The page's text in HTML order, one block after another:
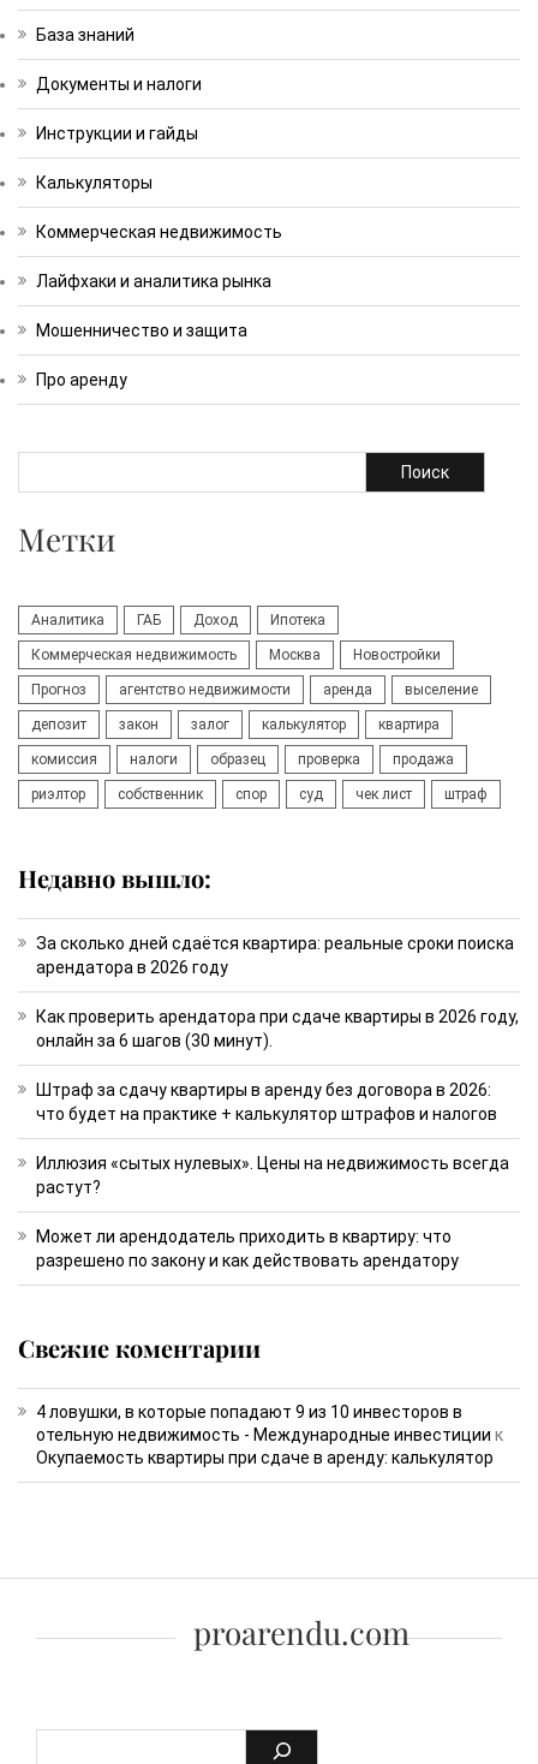
База знаний
Документы и налоги
Инструкции и гайды
Калькуляторы
Коммерческая недвижимость
Лайфхаки и аналитика рынка
Мошенничество и защита
Про аренду
Поиск
Метки
Аналитика ГАБ Доход Ипотека
Коммерческая недвижимость Москва Новостройки
Прогноз агентство недвижимости аренда выселение
депозит закон залог калькулятор квартира
комиссия налоги образец проверка продажа
риэлтор собственник спор суд чек лист штраф
Недавно вышло:
За сколько дней сдаётся квартира: реальные сроки поиска
арендатора в 2026 году
Как проверить арендатора при сдаче квартиры в 2026 году,
онлайн за 6 шагов (30 минут).
Штраф за сдачу квартиры в аренду без договора в 2026:
что будет на практике + калькулятор штрафов и налогов
Иллюзия «сытых нулевых». Цены на недвижимость всегда
растут?
Может ли арендодатель приходить в квартиру: что
разрешено по закону и как действовать арендатору
Свежие коментарии
4 ловушки, в которые попадают 9 из 10 инвесторов в
отельную недвижимость - Международные инвестиции к
Окупаемость квартиры при сдаче в аренду: калькулятор
proarendu.com